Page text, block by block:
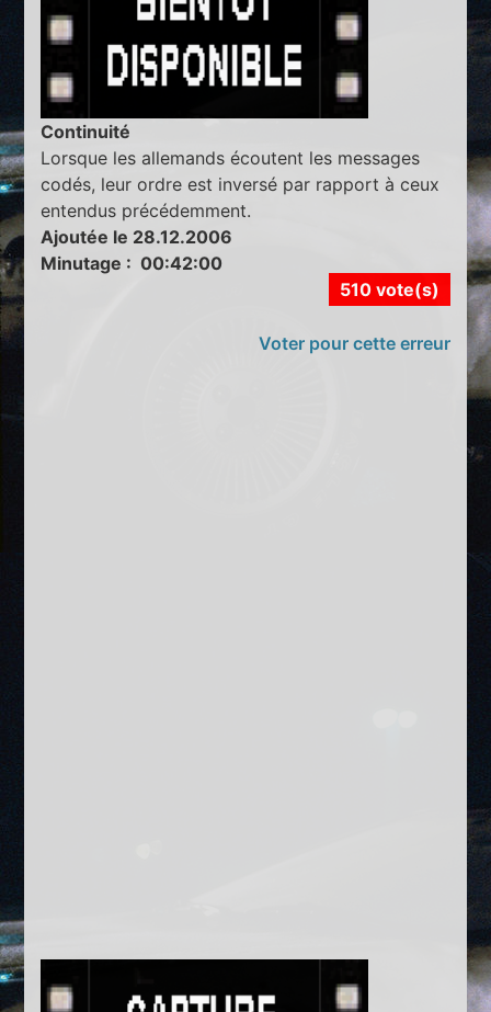
Continuité
Lorsque les allemands écoutent les messages
codés, leur ordre est inversé par rapport à ceux
entendus précédemment.
Ajoutée le 28.12.2006
Minutage : 00:42:00
510 vote(s)
Voter pour cette erreur